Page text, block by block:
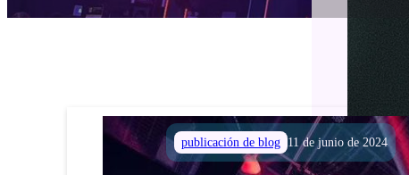
publicación de blog 11 de junio de 2024